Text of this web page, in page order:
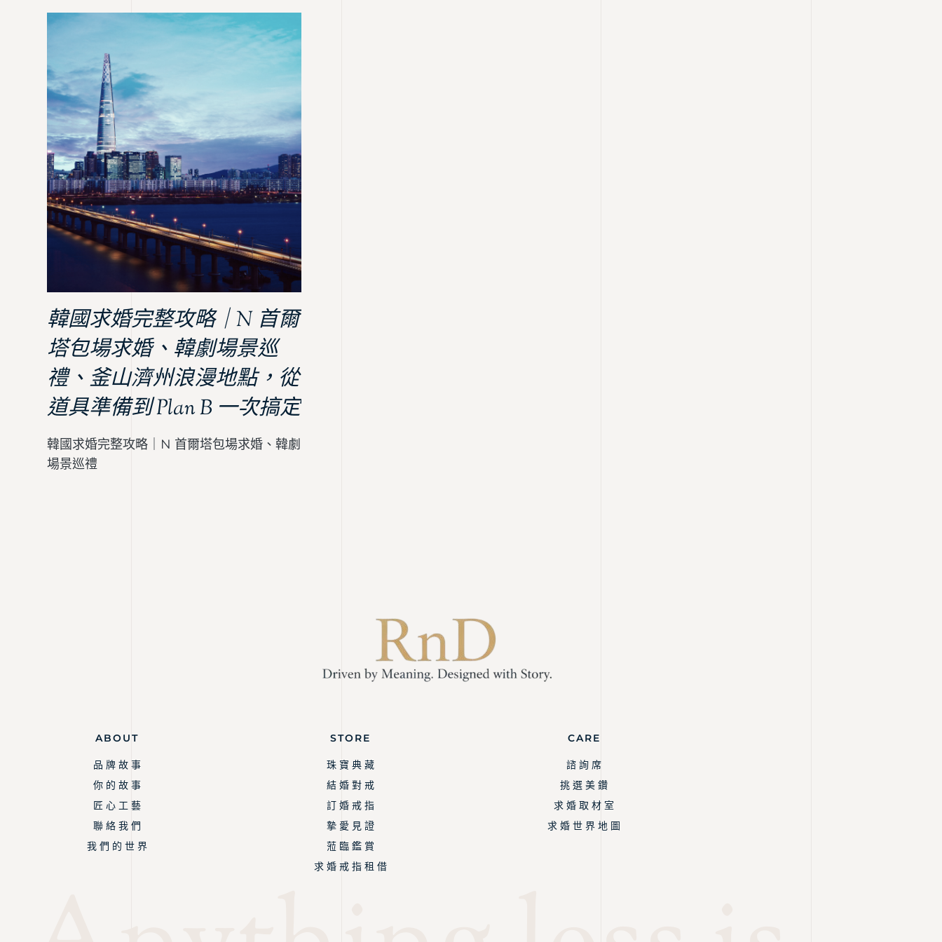
韓國求婚完整攻略｜N 首爾
塔包場求婚、韓劇場景巡
禮、釜山濟州浪漫地點，從
道具準備到 Plan B 一次搞定
韓國求婚完整攻略｜N 首爾塔包場求婚、韓劇
場景巡禮
ABOUT
品 牌 故 事
你 的 故 事
匠 心 工 藝
聯 絡 我 們
我 們 的 世 界
STORE
珠 寶 典 藏
結 婚 對 戒
訂 婚 戒 指
摯 愛 見 證
蒞 臨 鑑 賞
求 婚 戒 指 租 借
CARE
諮 詢 席
挑 選 美 鑽
求 婚 取 材 室
求 婚 世 界 地 圖